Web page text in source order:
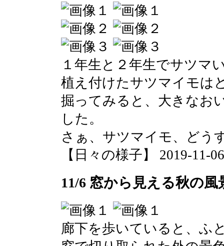
１年生と２年生でサツマ
植え付けたサツマイモは
掘ってみると、大きなお
した。
さぁ、サツマイモ、どう
【日々の様子】 2019-11-
11/6 窓から見える秋の風
廊下を歩いていると、ふ